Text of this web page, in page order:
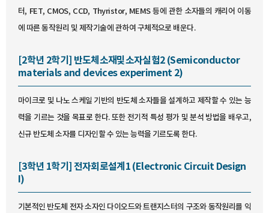
터, FET, CMOS, CCD, Thyristor, MEMS 등에 관한 소자들의 캐리어 이동
에 따른 동작원리 및 제작기술에 관하여 구체적으로 배운다.
[2학년 2학기] 반도체소재및소자실험2 (Semiconductor
materials and devices experiment 2)
마이크로 및 나노 스케일 기반의 반도체 소자들을 설계하고 제작할 수 있는 능
력을 기르는 것을 목표로 한다. 또한 전기적 특성 평가 및 분석 방법을 배우고,
신규 반도체 소자를 디자인할 수 있는 능력을 기르도록 한다.
[3학년 1학기] 전자회로설계1 (Electronic Circuit Design
I)
기본적인 반도체 전자 소자인 다이오드와 트랜지스터의 구조와 동작원리를 익